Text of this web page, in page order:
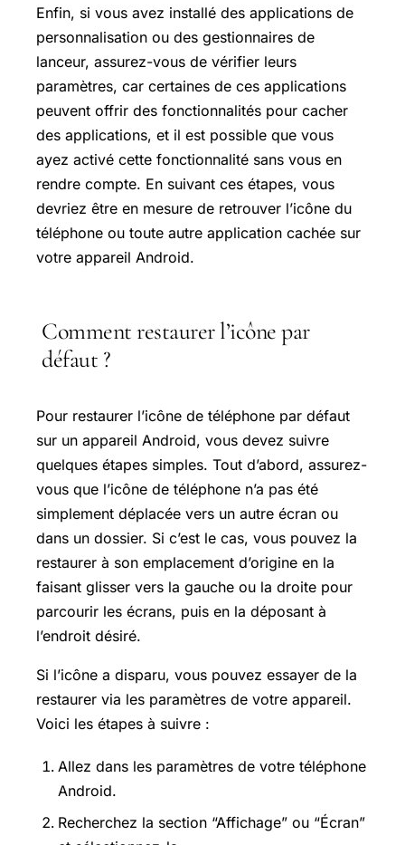
Enfin, si vous avez installé des applications de
personnalisation ou des gestionnaires de
lanceur, assurez-vous de vérifier leurs
paramètres, car certaines de ces applications
peuvent offrir des fonctionnalités pour cacher
des applications, et il est possible que vous
ayez activé cette fonctionnalité sans vous en
rendre compte. En suivant ces étapes, vous
devriez être en mesure de retrouver l’icône du
téléphone ou toute autre application cachée sur
votre appareil Android.
Comment restaurer l’icône par
défaut ?
Pour restaurer l’icône de téléphone par défaut
sur un appareil Android, vous devez suivre
quelques étapes simples. Tout d’abord, assurez-
vous que l’icône de téléphone n’a pas été
simplement déplacée vers un autre écran ou
dans un dossier. Si c’est le cas, vous pouvez la
restaurer à son emplacement d’origine en la
faisant glisser vers la gauche ou la droite pour
parcourir les écrans, puis en la déposant à
l’endroit désiré.
Si l’icône a disparu, vous pouvez essayer de la
restaurer via les paramètres de votre appareil.
Voici les étapes à suivre :
Allez dans les paramètres de votre téléphone
Android.
Recherchez la section “Affichage” ou “Écran”